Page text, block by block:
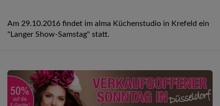
Am 29.10.2016 findet im alma Küchenstudio in Krefeld ein
"Langer Show-Samstag" statt.